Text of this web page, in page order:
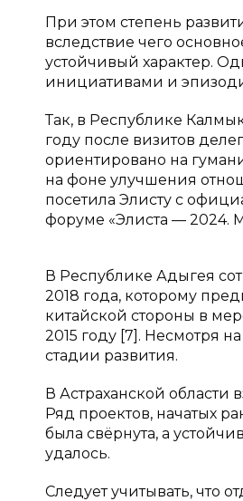
При этом степень
вследствие чего
устойчивый характер.
инициативами и
Так, в Республике
году после визитов
ориентировано на
на фоне улучшения
посетила Элисту с
форуме «Элиста — 2024.
В Республике Адыгея
2018 года, которому
китайской стороны в
2015 году [7]. Несмотря
стадии развития.
В Астраханской
Ряд проектов, начатых
была свёрнута, а
удалось.
Следует учитывать, что